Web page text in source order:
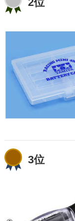
3位